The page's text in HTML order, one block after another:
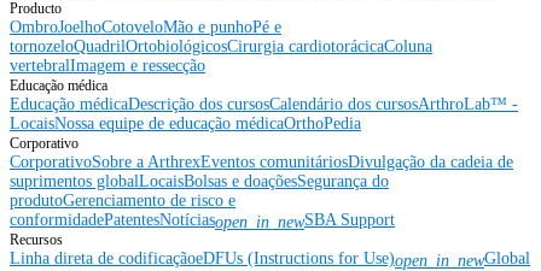
Producto
OmbroJoelhoCotoveloMão e punhoPé e
tornozeloQuadrilOrtobiológicosCirurgia cardiotorácicaColuna
vertebralImagem e ressecção
Educação médica
Educação médicaDescrição dos cursosCalendário dos cursosArthroLab™ -
LocaisNossa equipe de educação médicaOrthoPedia
Corporativo
CorporativoSobre a ArthrexEventos comunitáriosDivulgação da cadeia de
suprimentos globalLocaisBolsas e doaçõesSegurança do
produtoGerenciamento de risco e
conformidadePatentesNotíciasopen_in_newSBA Support
Recursos
Linha direta de codificaçãoeDFUs (Instructions for Use)open_in_newGlobal